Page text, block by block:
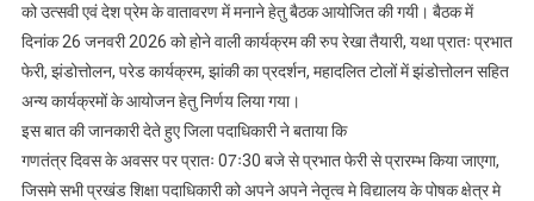
को उत्सवी एवं देश प्रेम के वातावरण में मनाने हेतु बैठक आयोजित की गयी। बैठक में
दिनांक 26 जनवरी 2026 को होने वाली कार्यक्रम की रुप रेखा तैयारी, यथा प्रातः प्रभात
फेरी, झंडोत्तोलन, परेड कार्यक्रम, झांकी का प्रदर्शन, महादलित टोलों में झंडोत्तोलन सहित
अन्य कार्यक्रमों के आयोजन हेतु‌ निर्णय लिया गया।
इस बात की जानकारी देते हुए जिला पदाधिकारी ने बताया कि
गणतंत्र दिवस के अवसर पर प्रातः 07ः30 बजे से प्रभात फेरी से प्रारम्भ किया जाएगा,
जिसमे सभी प्रखंड शिक्षा पदाधिकारी को अपने अपने नेतृत्व मे विद्यालय के पोषक क्षेत्र मे